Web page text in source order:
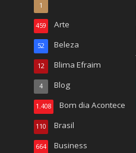
1
Arte
459
Beleza
52
Blima Efraim
12
Blog
4
Bom dia Acontece
1.408
Brasil
110
Business
664